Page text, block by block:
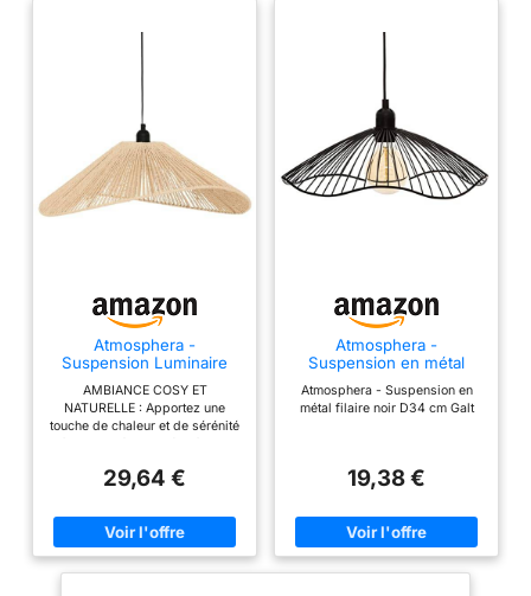
Atmosphera -
Suspension Luminaire
- 58 cm de Diamètre -
Effet Papier Tressé,
Hauteur Réglable - Pour
AMBIANCE COSY ET
NATURELLE : Apportez une
touche de chaleur et de sérénité
aérien, parfait pour une
HAUTEUR FACILEMENT
AJUSTABLE : Adaptez
parfaitement la suspension à la
29,64 €
Atmosphera -
Suspension en métal
Atmosphera - Suspension en
métal filaire noir D34 cm Galt
19,38 €